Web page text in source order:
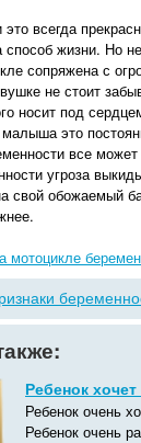
всегда
способ жизни. Но
сопряжена с
не стоит
носит под
это
все
угроза
свой обожаемый
мотоцикле
Ребенок
Ребенок очень
Ребенок очень